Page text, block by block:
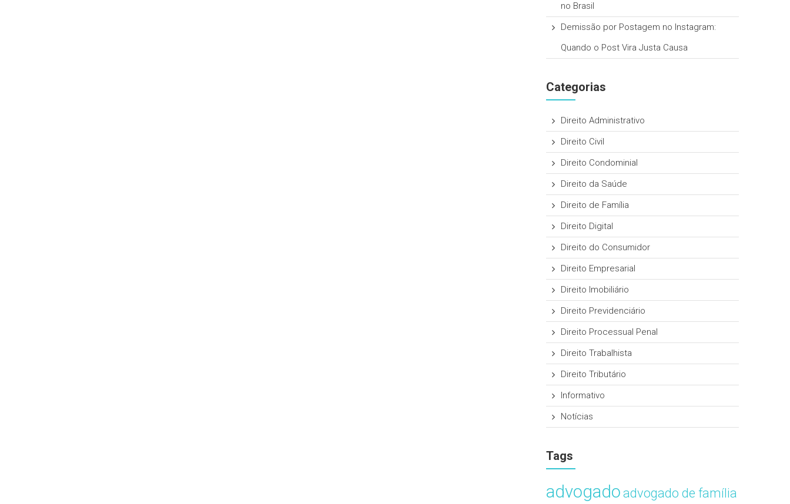
no Brasil
Demissão por Postagem no Instagram:
Quando o Post Vira Justa Causa
Categorias
Direito Administrativo
Direito Civil
Direito Condominial
Direito da Saúde
Direito de Família
Direito Digital
Direito do Consumidor
Direito Empresarial
Direito Imobiliário
Direito Previdenciário
Direito Processual Penal
Direito Trabalhista
Direito Tributário
Informativo
Notícias
Tags
advogado advogado de família